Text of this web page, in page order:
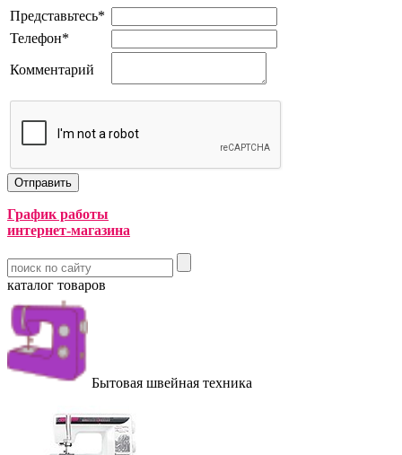
Представьтесь*
Телефон*
Комментарий
График работы
интернет-магазина
каталог товаров
Бытовая швейная техника